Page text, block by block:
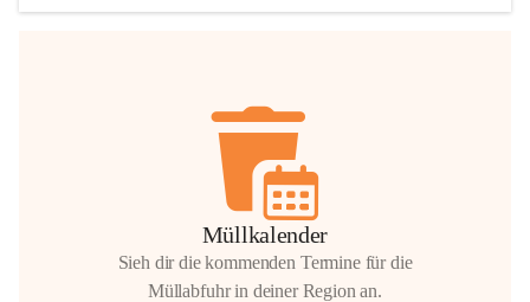
Müllkalender
Sieh dir die kommenden Termine für die
Müllabfuhr in deiner Region an.